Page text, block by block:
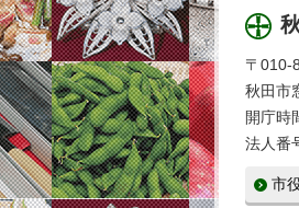
〒010-
秋田市
開庁時
法人番
市